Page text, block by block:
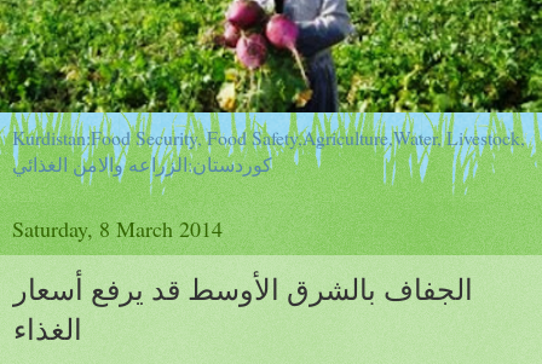
Kurdistan:Food Security, Food Safety,Agriculture,Water, Livestock,
كوردستان:الزراعه والامن الغذائي
Saturday, 8 March 2014
الجفاف بالشرق الأوسط قد يرفع أسعار
الغذاء